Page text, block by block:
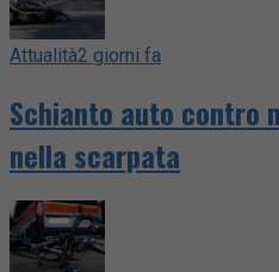
Attualità2 giorni fa
Schianto auto contro
nella scarpata